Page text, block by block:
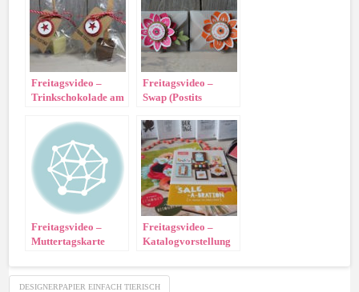
Freitagsvideo –
Trinkschokolade am
Freitagsvideo –
Swap (Postits
Freitagsvideo –
Muttertagskarte
Freitagsvideo –
Katalogvorstellung
DESIGNERPAPIER EINFACH TIERISCH